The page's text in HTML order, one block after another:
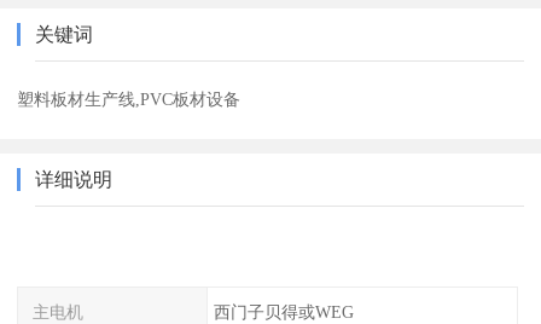
关键词
塑料板材生产线,PVC板材设备
详细说明
主电机 西门子贝得或WEG